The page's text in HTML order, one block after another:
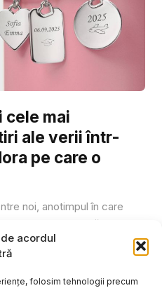
acordul
folosim tehnologii precum
cele mai
ale verii într-
pe care o
noi, anotimpul în care
lucruri. Plecăm în
luni...